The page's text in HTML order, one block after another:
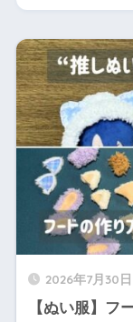
2026年7月30日
【ぬい服】フ